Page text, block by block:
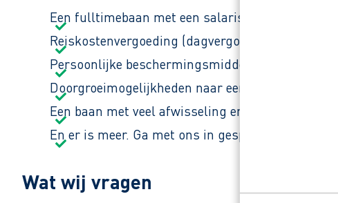
Een fulltimebaan met een salaris tussen de €
Reiskostenvergoeding (dagvergoeding
Persoonlijke beschermingsmiddelen om het
Doorgroeimogelijkheden naar een
Een baan met veel afwisseling en
En er is meer. Ga met ons in gesprek en ontdek
Wat wij vragen